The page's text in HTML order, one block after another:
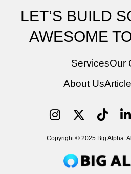
LET’S BUILD
AWESOME
ServicesOur
About UsArticle
Copyright © 2025 Big Alpha.